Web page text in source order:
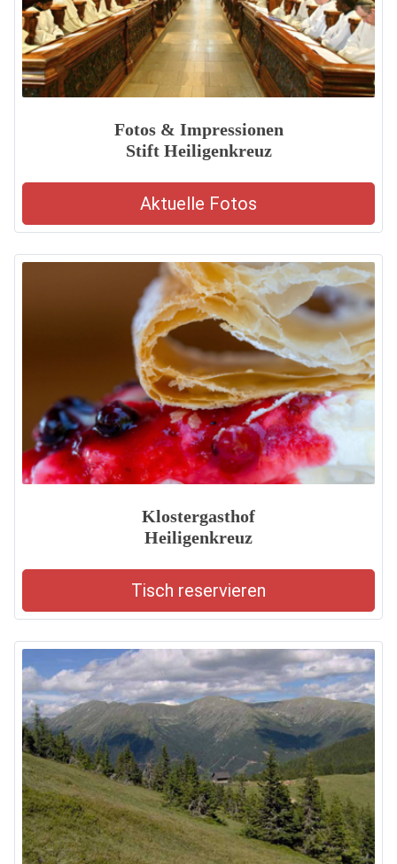
Fotos & Impressionen
Stift Heiligenkreuz
Aktuelle Fotos
Klostergasthof
Heiligenkreuz
Tisch reservieren